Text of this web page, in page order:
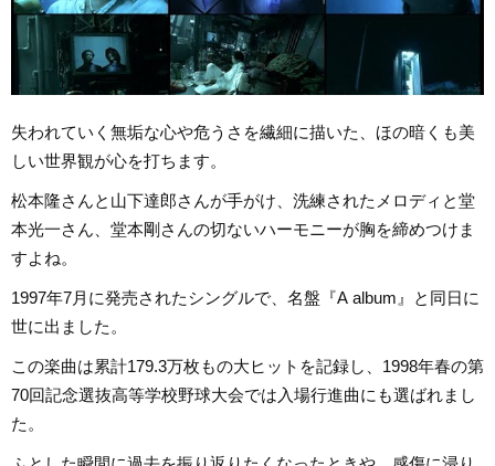
失われていく無垢な心や危うさを繊細に描いた、ほの暗くも美
しい世界観が心を打ちます。
松本隆さんと山下達郎さんが手がけ、洗練されたメロディと堂
本光一さん、堂本剛さんの切ないハーモニーが胸を締めつけま
すよね。
1997年7月に発売されたシングルで、名盤『A album』と同日に
世に出ました。
この楽曲は累計179.3万枚もの大ヒットを記録し、1998年春の第
70回記念選抜高等学校野球大会では入場行進曲にも選ばれまし
た。